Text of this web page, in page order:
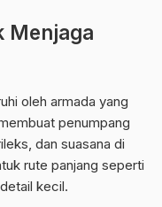
Menjaga
oleh armada yang
penumpang
dan suasana di
rute panjang seperti
kecil.